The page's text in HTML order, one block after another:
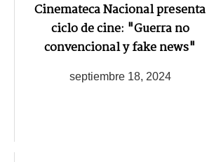
Cinemateca Nacional presenta
ciclo de cine: "Guerra no
convencional y fake news"
septiembre 18, 2024